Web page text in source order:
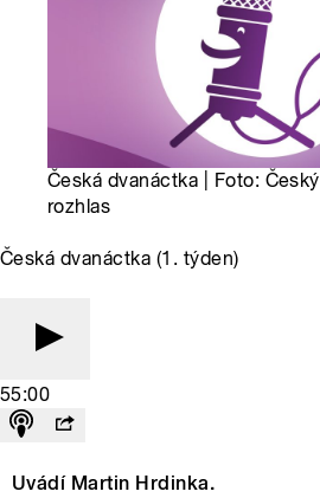
Česká dvanáctka | Foto: Český
rozhlas
Česká dvanáctka (1. týden)
55:00
Uvádí Martin Hrdinka.